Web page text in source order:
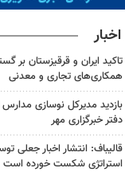
تاکید ایران و قرقیزستان بر
همکاری‌های تجاری و معدنی
بازدید مدیرکل نوسازی مدارس
دفتر خبرگزاری مهر
قالیباف: انتشار اخبار جعلی
استراتژی شکست خورده است